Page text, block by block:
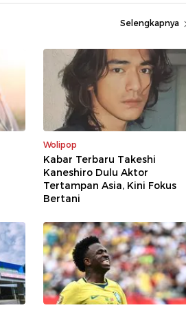
Selengkapnya
Wolipop
Kabar Terbaru Takeshi
Kaneshiro Dulu Aktor
Tertampan Asia, Kini Fokus
Bertani